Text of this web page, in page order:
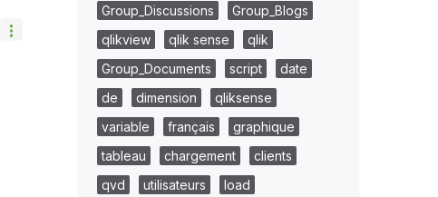
Group_Discussions
Group_Blogs
qlikview
qlik sense
qlik
Group_Documents
script
date
de
dimension
qliksense
variable
français
graphique
tableau
chargement
clients
qvd
utilisateurs load